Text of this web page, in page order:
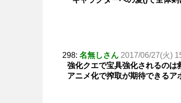
298: 名無しさん 2017/06/27(火)
強化クエで宝具強化されるのは
アニメ化で搾取が期待できる